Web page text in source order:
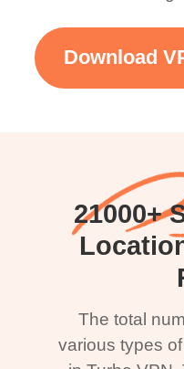
Download
21000+
The total
various types